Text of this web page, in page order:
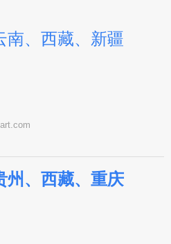
南、西藏、新疆
州、西藏、重庆